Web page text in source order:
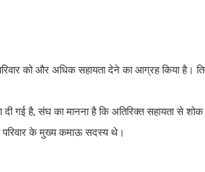
को और अधिक सहायता देने का आग्रह किया है।
दी गई है, संघ का मानना है कि अतिरिक्त सहायता से शोक
परिवार के मुख्य कमाऊ सदस्य थे।